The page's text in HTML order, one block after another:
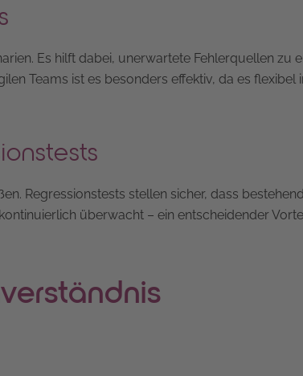
Es hilft dabei, unerwartete Fehlerquellen zu
Teams ist es besonders effektiv, da es flexibel
Regressionstests stellen sicher, dass
überwacht – ein entscheidender